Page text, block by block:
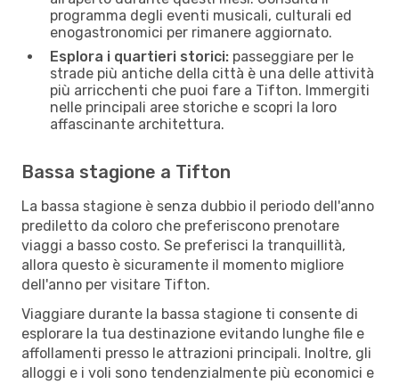
programma degli eventi musicali, culturali ed
enogastronomici per rimanere aggiornato.
Esplora i quartieri storici: passeggiare per le
strade più antiche della città è una delle attività
più arricchenti che puoi fare a Tifton. Immergiti
nelle principali aree storiche e scopri la loro
affascinante architettura.
Bassa stagione a Tifton
La bassa stagione è senza dubbio il periodo dell'anno
prediletto da coloro che preferiscono prenotare
viaggi a basso costo. Se preferisci la tranquillità,
allora questo è sicuramente il momento migliore
dell'anno per visitare Tifton.
Viaggiare durante la bassa stagione ti consente di
esplorare la tua destinazione evitando lunghe file e
affollamenti presso le attrazioni principali. Inoltre, gli
alloggi e i voli sono tendenzialmente più economici e